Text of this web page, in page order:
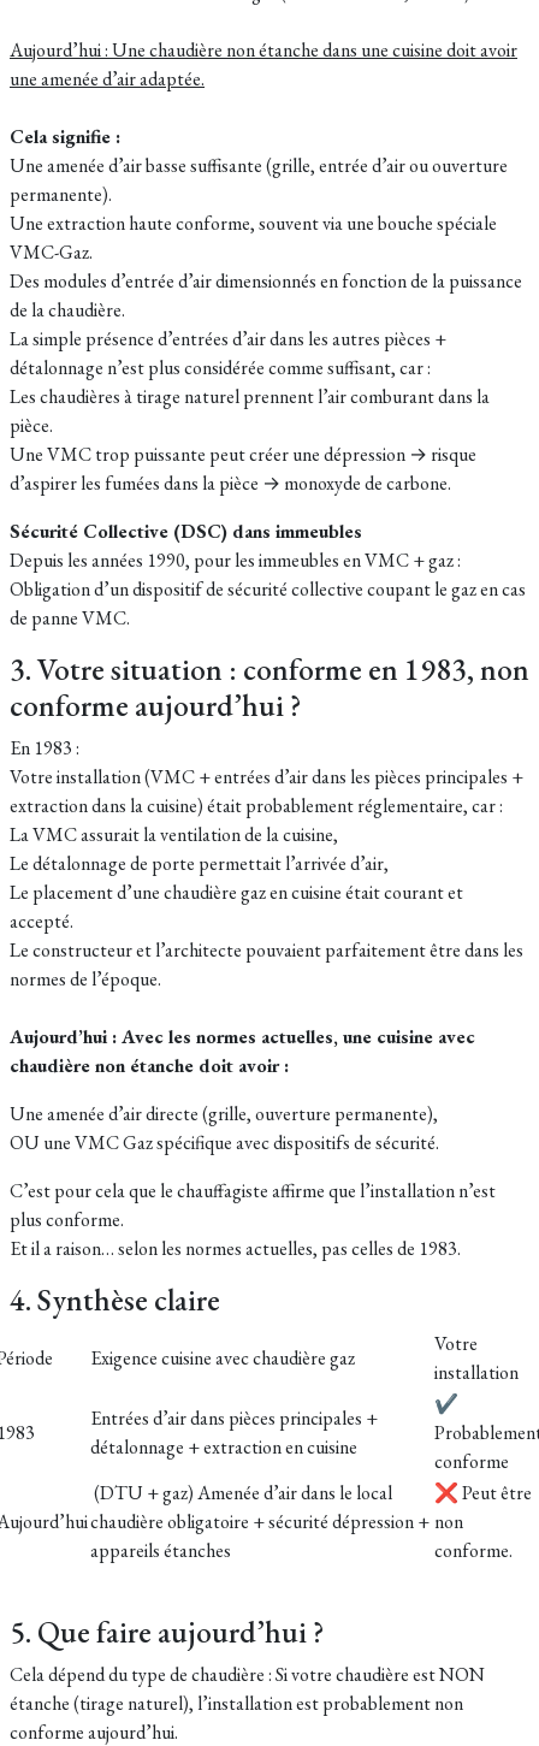
Aujourd’hui : Une chaudière non étanche dans une cuisine doit avoir
une amenée d’air adaptée.
Cela signifie :
Une amenée d’air basse suffisante (grille, entrée d’air ou ouverture
permanente).
Une extraction haute conforme, souvent via une bouche spéciale
VMC-Gaz.
Des modules d’entrée d’air dimensionnés en fonction de la puissance
de la chaudière.
La simple présence d’entrées d’air dans les autres pièces +
détalonnage n’est plus considérée comme suffisant, car :
Les chaudières à tirage naturel prennent l’air comburant dans la
pièce.
Une VMC trop puissante peut créer une dépression → risque
d’aspirer les fumées dans la pièce → monoxyde de carbone.
Sécurité Collective (DSC) dans immeubles
Depuis les années 1990, pour les immeubles en VMC + gaz :
Obligation d’un dispositif de sécurité collective coupant le gaz en cas
de panne VMC.
3. Votre situation : conforme en 1983, non
conforme aujourd’hui ?
En 1983 :
Votre installation (VMC + entrées d’air dans les pièces principales +
extraction dans la cuisine) était probablement réglementaire, car :
La VMC assurait la ventilation de la cuisine,
Le détalonnage de porte permettait l’arrivée d’air,
Le placement d’une chaudière gaz en cuisine était courant et
accepté.
Le constructeur et l’architecte pouvaient parfaitement être dans les
normes de l’époque.
Aujourd’hui : Avec les normes actuelles, une cuisine avec
chaudière non étanche doit avoir :
Une amenée d’air directe (grille, ouverture permanente),
OU une VMC Gaz spécifique avec dispositifs de sécurité.
C’est pour cela que le chauffagiste affirme que l’installation n’est
plus conforme.
Et il a raison… selon les normes actuelles, pas celles de 1983.
4. Synthèse claire
Exigence cuisine avec chaudière gaz
Votre
installation
Entrées d’air dans pièces principales +
détalonnage + extraction en cuisine
✔
conforme
(DTU + gaz) Amenée d’air dans le local
chaudière obligatoire + sécurité dépression +
appareils étanches
❌ Peut être
non
conforme.
5. Que faire aujourd’hui ?
Cela dépend du type de chaudière : Si votre chaudière est NON
étanche (tirage naturel), l’installation est probablement non
conforme aujourd’hui.